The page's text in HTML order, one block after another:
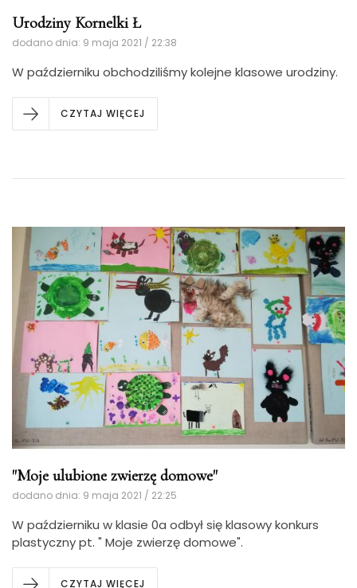
Urodziny Kornelki Ł
dodano dnia: 9 maja 2021 / 22:38
W październiku obchodziliśmy kolejne klasowe urodziny.
CZYTAJ WIĘCEJ
"Moje ulubione zwierzę domowe"
dodano dnia: 9 maja 2021 / 22:25
W październiku w klasie 0a odbył się klasowy konkurs
plastyczny pt. " Moje zwierzę domowe".
CZYTAJ WIĘCEJ